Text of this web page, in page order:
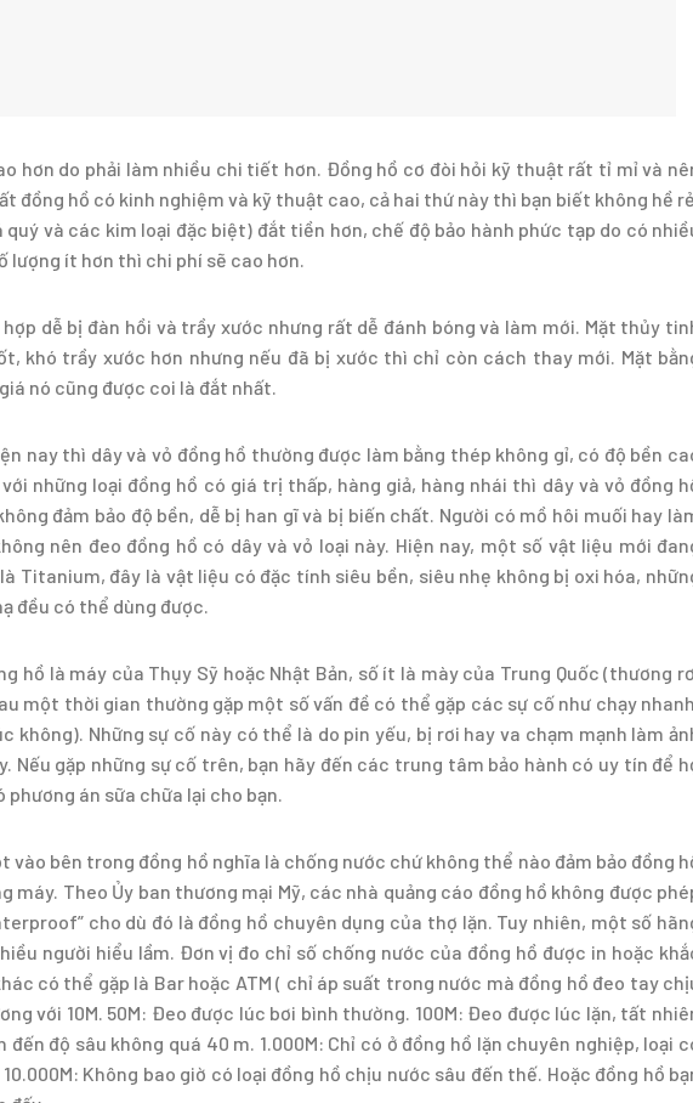
hơn do phải làm nhiều chi tiết hơn. Đồng hồ cơ đòi hỏi kỹ thuật rất tỉ mỉ và
đồng hồ có kinh nghiệm và kỹ thuật cao, cả hai thứ này thì bạn biết không hề
quý và các kim loại đặc biệt) đắt tiền hơn, chế độ bảo hành phức tạp do có
lượng ít hơn thì chi phí sẽ cao hơn.
dễ bị đàn hồi và trầy xước nhưng rất dễ đánh bóng và làm mới. Mặt thủy
khó trầy xước hơn nhưng nếu đã bị xước thì chỉ còn cách thay mới. Mặt
nó cũng được coi là đắt nhất.
nay thì dây và vỏ đồng hồ thường được làm bằng thép không gỉ, có độ bền
những loại đồng hồ có giá trị thấp, hàng giả, hàng nhái thì dây và vỏ đồng
đảm bảo độ bền, dễ bị han gĩ và bị biến chất. Người có mồ hôi muối hay
nên đeo đồng hồ có dây và vỏ loại này. Hiện nay, một số vật liệu mới
Titanium, đây là vật liệu có đặc tính siêu bền, siêu nhẹ không bị oxi hóa,
đều có thể dùng được.
hồ là máy của Thụy Sỹ hoặc Nhật Bản, số ít là mày của Trung Quốc (thương
một thời gian thường gặp một số vấn đề có thể gặp các sự cố như chạy
không). Những sự cố này có thể là do pin yếu, bị rơi hay va chạm mạnh làm
Nếu gặp những sự cố trên, bạn hãy đến các trung tâm bảo hành có uy tín để
án sữa chữa lại cho bạn.
bên trong đồng hồ nghĩa là chống nước chứ không thể nào đảm bảo đồng
máy. Theo Ủy ban thương mại Mỹ, các nhà quảng cáo đồng hồ không được
cho dù đó là đồng hồ chuyên dụng của thợ lặn. Tuy nhiên, một số
người hiểu lầm. Đơn vị đo chỉ số chống nước của đồng hồ được in hoặc
có thể gặp là Bar hoặc ATM ( chỉ áp suất trong nước mà đồng hồ đeo tay
với 10M. 50M: Đeo được lúc bơi bình thường. 100M: Đeo được lúc lặn, tất
đến độ sâu không quá 40 m. 1.000M: Chỉ có ở đồng hồ lặn chuyên nghiệp, loại
Không bao giờ có loại đồng hồ chịu nước sâu đến thế. Hoặc đồng hồ